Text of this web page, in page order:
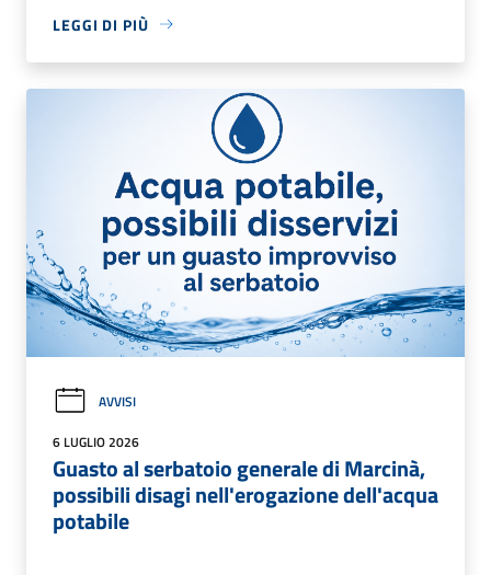
LEGGI DI PIÙ
AVVISI
6 LUGLIO 2026
Guasto al serbatoio generale di Marcinà,
possibili disagi nell'erogazione dell'acqua
potabile